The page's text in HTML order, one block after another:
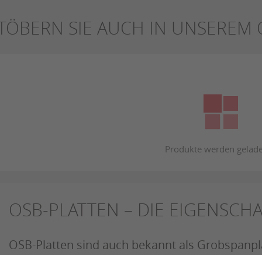
SIE AUCH IN UNSEREM
OSB-PLATTEN – DIE
OSB-Platten sind auch bekannt als